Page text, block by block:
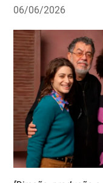
06/06/2026